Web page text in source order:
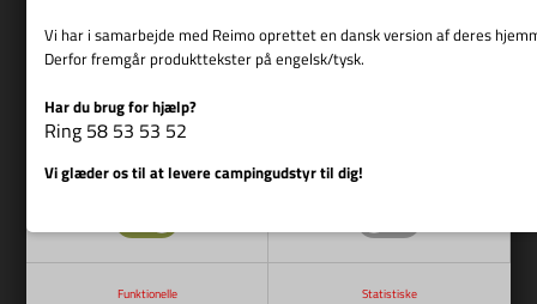
Nødvendige Markedsføring
Funktionelle Statistiske
Varenr.: R E8392
Montagesatz CB Ducato 06
709,00 DKK
Varenr.: R E8393
Montagesatz CB Ducato 06
709,00 DKK
Vi har i samarbejde med Reimo oprettet en dansk version af deres
Derfor fremgår produkttekster på engelsk/tysk.
Har du brug for hjælp?
Ring 58 53 53 52
Vi glæder os til at levere campingudstyr til dig!